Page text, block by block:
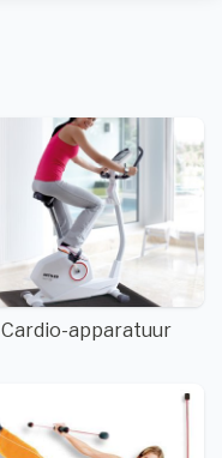
Cardio-apparatuur